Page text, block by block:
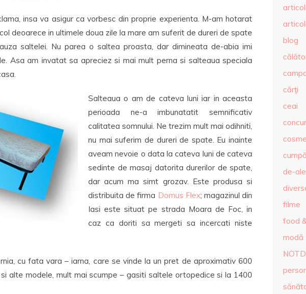
insa va asigur ca vorbesc din proprie experienta. M-am hotarat
deoarece in ultimele doua zile la mare am suferit de dureri de spate
saltelei. Nu parea o saltea proasta, dar dimineata de-abia imi
Asa am invatat sa apreciez si mai mult perna si salteaua speciala
Salteaua o am de cateva luni iar in aceasta
perioada ne-a imbunatatit semnificativ
calitatea somnului. Ne trezim mult mai odihniti,
nu mai suferim de dureri de spate. Eu inainte
aveam nevoie o data la cateva luni de cateva
sedinte de masaj datorita durerilor de spate,
dar acum ma simt grozav. Este produsa si
distribuita de firma Domus Flex; magazinul din
Iasi este situat pe strada Moara de Foc, in
caz ca doriti sa mergeti sa incercati niste
cu fata vara – iarna, care se vinde la un pret de aproximativ 600
alte modele, mult mai scumpe – gasiti saltele ortopedice si la 1400
blog
cărţi
ceai
de-
filme
food
modă
NOTD